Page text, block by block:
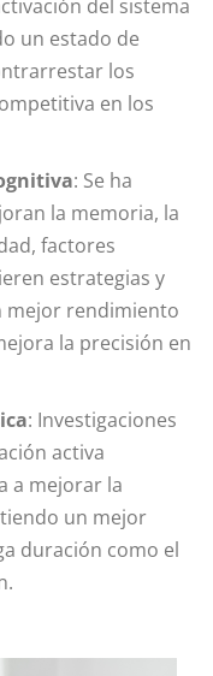
del sistema
un estado de
los
en los
: Se ha
la memoria, la
factores
estrategias y
mejor rendimiento
la precisión en
: Investigaciones
activa
a mejorar la
un mejor
duración como el